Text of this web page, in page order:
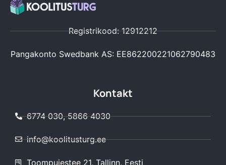
Registrikood: 12912212
Pangakonto Swedbank AS: EE862200221062790483
Kontakt
6774 030, 5866 4030
info@koolitusturg.ee
Toompuiestee 21, Tallinn, Eesti